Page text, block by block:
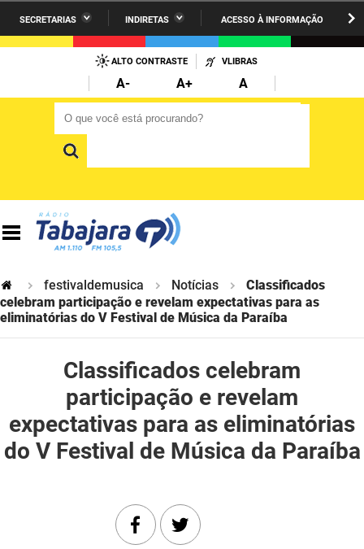
PARA
CONTEÚDO
SECRETARIAS INDIRETAS ACESSO À INFORMAÇÃO
Administração Penitenciária
Agricultura Familiar e Desenvolvimento do Semiárido
Casa Civil do Governador
Ciência, Tecnologia, Inovação e Ensino Superior
Comunicação Institucional
Controladoria Geral do Estado
Cultura
Desenvolvimento e da Articulação Municipal
Desenvolvimento Humano
Educação
ARPB
Codata
Companhia Docas
DETRAN
EMPAER
ALTO CONTRASTE VLIBRAS
A- A+
A
O que você está procurando?
festivaldemusica Notícias
Classificados
celebram participação e revelam expectativas para as
eliminatórias do V Festival de Música da Paraíba
Classificados celebram
participação e revelam
expectativas para as eliminatórias
do V Festival de Música da Paraíba